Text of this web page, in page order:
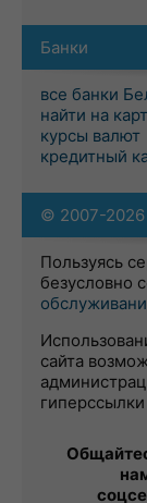
Банки
все банки
найти на
курсы валют
кредитный
© 2007-
Пользуясь
безусловно
сайта